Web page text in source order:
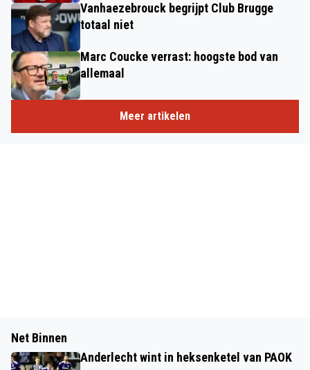
Vanhaezebrouck begrijpt Club Brugge
totaal niet
Marc Coucke verrast: hoogste bod van
allemaal
Meer artikelen
Net Binnen
Anderlecht wint in heksenketel van PAOK